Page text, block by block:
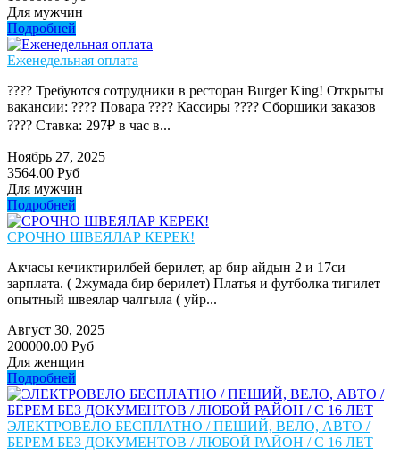
Для мужчин
Подробней
Еженедельная оплата
???? Требуются сотрудники в ресторан Burger King! Открыты
вакансии: ???? Повара ???? Кассиры ???? Сборщики заказов
???? Ставка: 297₽ в час в...
Ноябрь 27, 2025
3564.00 Руб
Для мужчин
Подробней
СРОЧНО ШВЕЯЛАР КЕРЕК!
Акчасы кечиктирилбей берилет, ар бир айдын 2 и 17си
зарплата. ( 2жумада бир берилет) Платья и футболка тигилет
опытный швеялар чалгыла ( уйр...
Август 30, 2025
200000.00 Руб
Для женщин
Подробней
ЭЛЕКТРОВЕЛО БЕСПЛАТНО / ПЕШИЙ, ВЕЛО, АВТО /
БЕРЕМ БЕЗ ДОКУМЕНТОВ / ЛЮБОЙ РАЙОН / С 16 ЛЕТ